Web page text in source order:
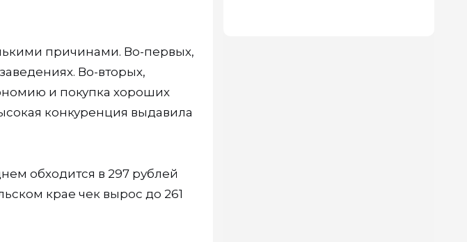
причинами. Во-первых,
Во-вторых,
и покупка хороших
конкуренция выдавила
обходится в 297 рублей
крае чек вырос до 261